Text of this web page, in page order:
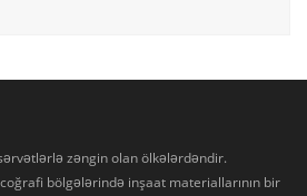
zəngin olan ölkələrdəndir.
bölgələrində inşaat materiallarının bir